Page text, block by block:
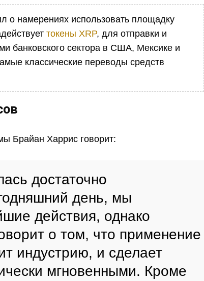
о намерениях использовать площадку
токены XRP, для отправки и
банковского сектора в США, Мексике и
классические переводы средств
Брайан Харрис говорит:
достаточно
день, мы
действия, однако
о том, что применение
индустрию, и сделает
мгновенными. Кроме